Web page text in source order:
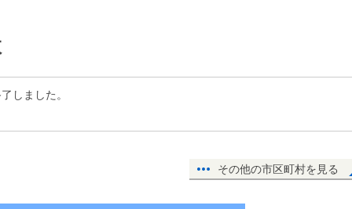
しました。
その他の市区町村を見る